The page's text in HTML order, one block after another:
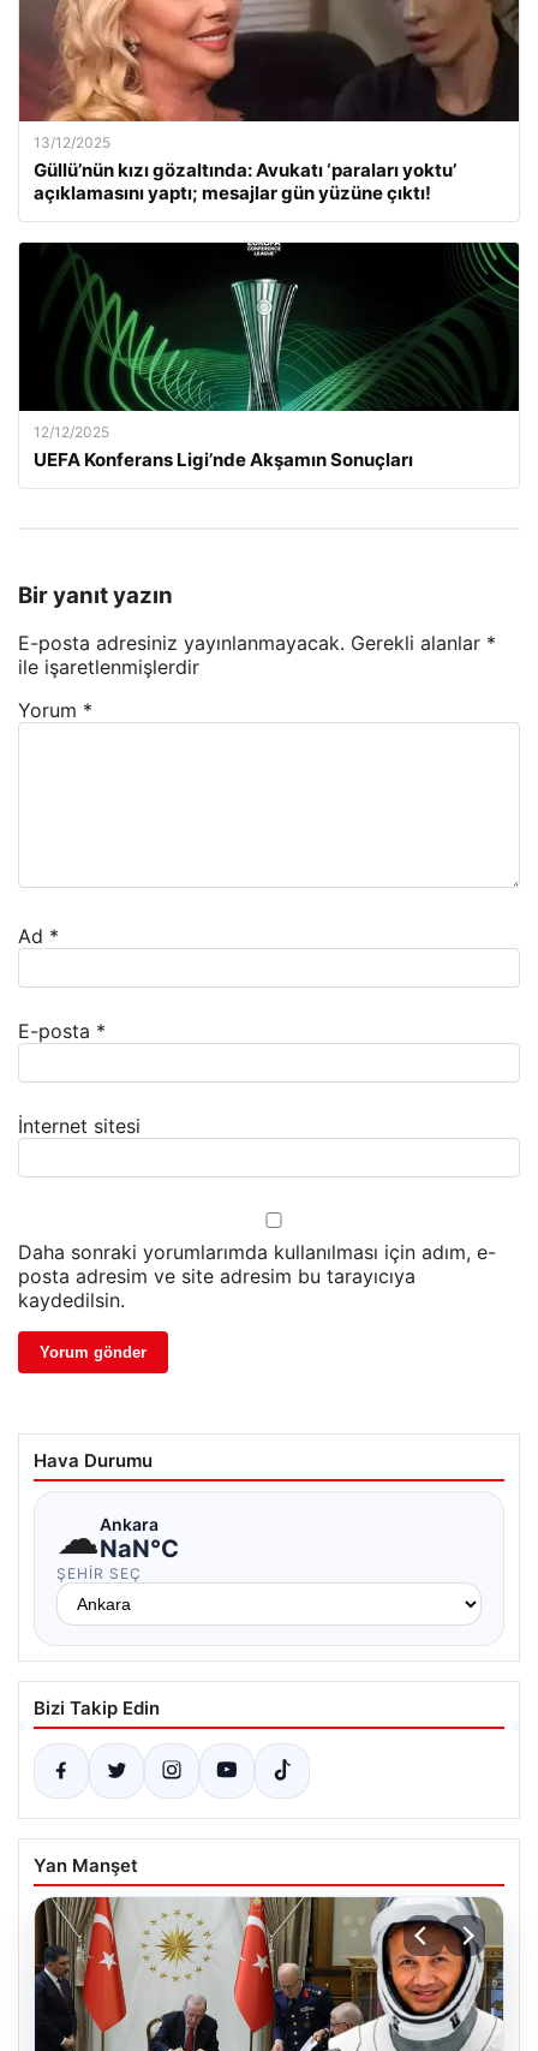
13/12/2025
Güllü’nün kızı gözaltında: Avukatı ‘paraları yoktu’
açıklamasını yaptı; mesajlar gün yüzüne çıktı!
12/12/2025
UEFA Konferans Ligi’nde Akşamın Sonuçları
Bir yanıt yazın
E-posta adresiniz yayınlanmayacak. Gerekli alanlar *
ile işaretlenmişlerdir
Yorum *
Ad *
E-posta *
İnternet sitesi
Daha sonraki yorumlarımda kullanılması için adım, e-
posta adresim ve site adresim bu tarayıcıya
kaydedilsin.
Hava Durumu
☁Ankara
NaN°C
ŞEHIR SEÇ
Bizi Takip Edin
Yan Manşet